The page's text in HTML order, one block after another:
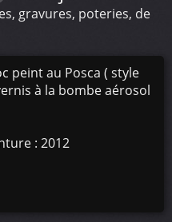
gravures, poteries, de
peint au Posca ( style
à la bombe aérosol
: 2012